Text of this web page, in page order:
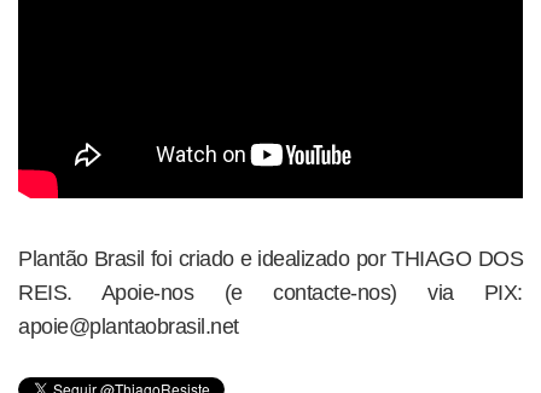
Plantão Brasil foi criado e idealizado por THIAGO DOS
REIS. Apoie-nos (e contacte-nos) via PIX:
apoie@plantaobrasil.net